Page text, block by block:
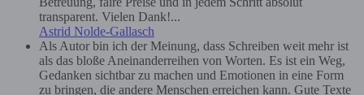
transparent. Vielen Dank!...
Astrid Nolde-Gallasch
Als Autor bin ich der Meinung, dass Schreiben weit mehr ist
als das bloße Aneinanderreihen von Worten. Es ist ein Weg,
Gedanken sichtbar zu machen und Emotionen in eine Form
zu bringen, die andere Menschen erreichen kann. Gute Texte